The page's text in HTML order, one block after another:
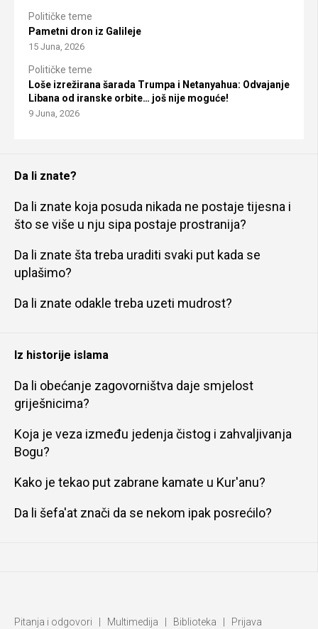
Političke teme
Pametni dron iz Galileje
15 Juna, 2026
Političke teme
Loše izrežirana šarada Trumpa i Netanyahua: Odvajanje
Libana od iranske orbite… još nije moguće!
9 Juna, 2026
Da li znate?
Da li znate koja posuda nikada ne postaje tijesna i
što se više u nju sipa postaje prostranija?
Da li znate šta treba uraditi svaki put kada se
uplašimo?
Da li znate odakle treba uzeti mudrost?
Iz historije islama
Da li obećanje zagovorništva daje smjelost
griješnicima?
Koja je veza između jedenja čistog i zahvaljivanja
Bogu?
Kako je tekao put zabrane kamate u Kur'anu?
Da li šefa'at znači da se nekom ipak posrećilo?
Pitanja i odgovori | Multimedija | Biblioteka | Prijava